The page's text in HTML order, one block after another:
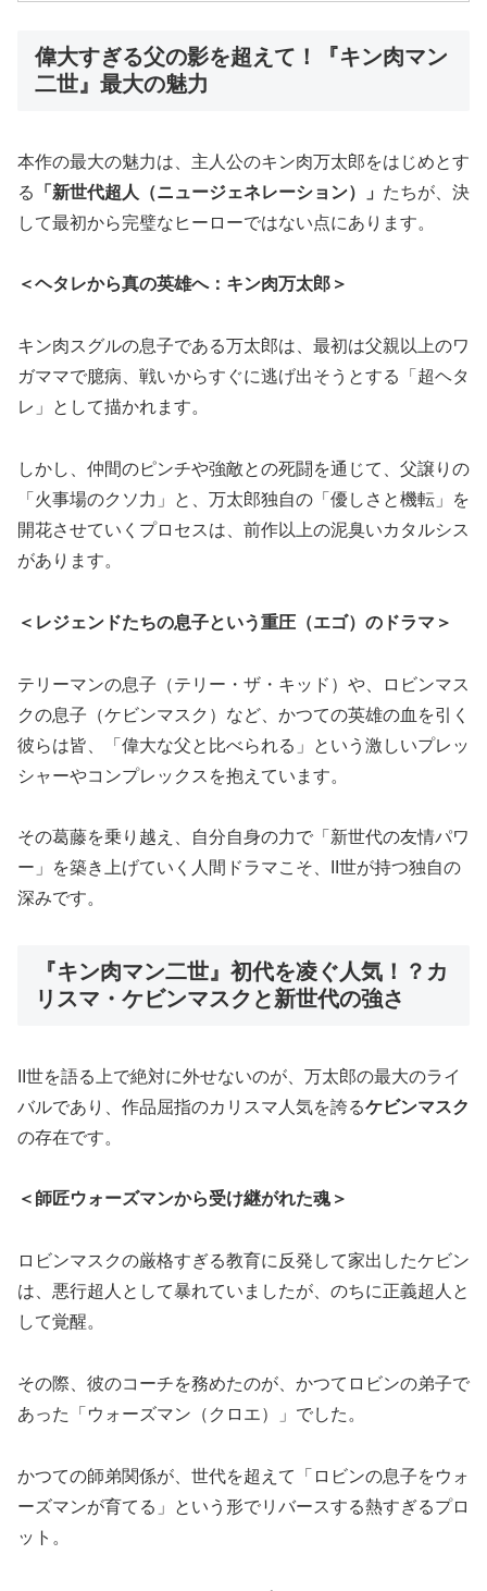
偉大すぎる父の影を超えて！『キン肉マン
二世』最大の魅力
本作の最大の魅力は、主人公のキン肉万太郎をはじめとす
る
「新世代超人（ニュージェネレーション）」 たちが、決
して最初から完璧なヒーローではない点にあります。
＜ヘタレから真の英雄へ：キン肉万太郎＞
キン肉スグルの息子である万太郎は、最初は父親以上のワ
ガママで臆病、戦いからすぐに逃げ出そうとする「超ヘタ
レ」として描かれます。
しかし、仲間のピンチや強敵との死闘を通じて、父譲りの
「火事場のクソ力」と、万太郎独自の「優しさと機転」を
開花させていくプロセスは、前作以上の泥臭いカタルシス
があります。
＜レジェンドたちの息子という重圧（エゴ）のドラマ＞
テリーマンの息子（テリー・ザ・キッド）や、ロビンマス
クの息子（ケビンマスク）など、かつての英雄の血を引く
彼らは皆、「偉大な父と比べられる」という激しいプレッ
シャーやコンプレックスを抱えています。
その葛藤を乗り越え、自分自身の力で「新世代の友情パワ
ー」を築き上げていく人間ドラマこそ、II世が持つ独自の
深みです。
『キン肉マン二世』初代を凌ぐ人気！？カ
リスマ・ケビンマスクと新世代の強さ
II世を語る上で絶対に外せないのが、万太郎の最大のライ
バルであり、作品屈指のカリスマ人気を誇るケビンマスク
の存在です。
＜師匠ウォーズマンから受け継がれた魂＞
ロビンマスクの厳格すぎる教育に反発して家出したケビン
は、悪行超人として暴れていましたが、のちに正義超人と
して覚醒。
その際、彼のコーチを務めたのが、かつてロビンの弟子で
あった「ウォーズマン（クロエ）」でした。
かつての師弟関係が、世代を超えて「ロビンの息子をウォ
ーズマンが育てる」という形でリバースする熱すぎるプロ
ット。